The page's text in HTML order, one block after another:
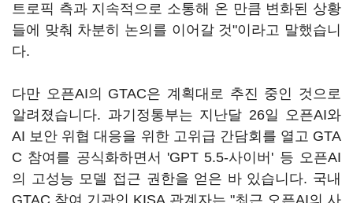
트로픽 측과 지속적으로 소통해 온 만큼 변화된 상황
들에 맞춰 차분히 논의를 이어갈 것"이라고 말했습니
다.
다만 오픈AI의 GTAC은 계획대로 추진 중인 것으로
알려졌습니다. 과기정통부는 지난달 26일 오픈AI와
AI 보안 위협 대응을 위한 고위급 간담회를 열고 GTA
C 참여를 공식화하면서 'GPT 5.5-사이버' 등 오픈AI
의 고성능 모델 접근 권한을 얻은 바 있습니다. 국내
GTAC 참여 기관인 KISA 관계자는 "최근 오픈AI의 사